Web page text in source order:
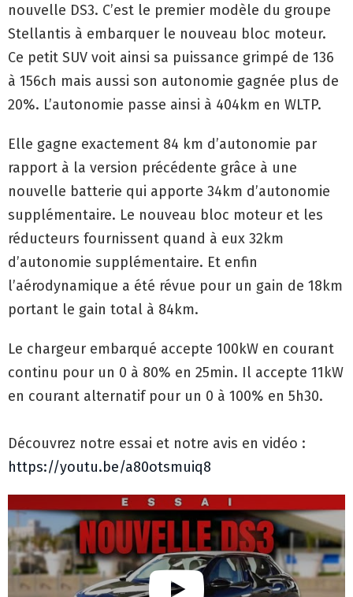
nouvelle DS3. C’est le premier modèle du groupe
Stellantis à embarquer le nouveau bloc moteur.
Ce petit SUV voit ainsi sa puissance grimpé de 136
à 156ch mais aussi son autonomie gagnée plus de
20%. L’autonomie passe ainsi à 404km en WLTP.
Elle gagne exactement 84 km d’autonomie par
rapport à la version précédente grâce à une
nouvelle batterie qui apporte 34km d’autonomie
supplémentaire. Le nouveau bloc moteur et les
réducteurs fournissent quand à eux 32km
d’autonomie supplémentaire. Et enfin
l’aérodynamique a été révue pour un gain de 18km
portant le gain total à 84km.
Le chargeur embarqué accepte 100kW en courant
continu pour un 0 à 80% en 25min. Il accepte 11kW
en courant alternatif pour un 0 à 100% en 5h30.
Découvrez notre essai et notre avis en vidéo :
https://youtu.be/a80otsmuiq8